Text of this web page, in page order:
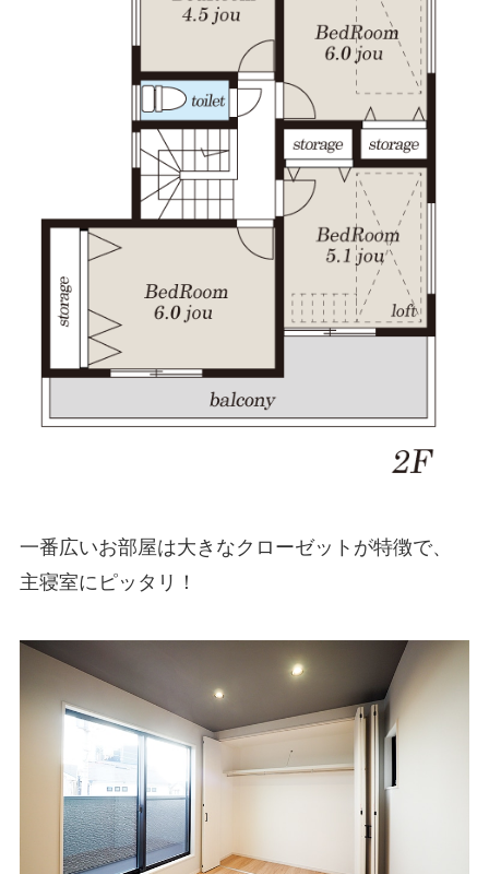
一番広いお部屋は大きなクローゼットが特徴で、
主寝室にピッタリ！